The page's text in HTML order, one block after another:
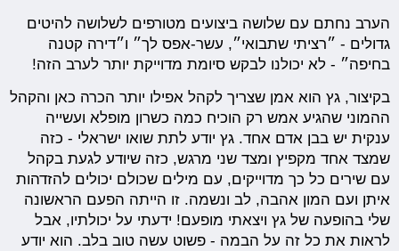
הערב נחתם עם שלושה ביצועים מטורפים לשלושה להיטים
גדולים - ״רציתי שתבואי״, עשר-אפס לך״ ו״דירה קטנה
בחיפה״ - לא יכולנו לבקש סיומת מדוייקת יותר לערב הזה!
בקיצור, גץ הוא אמן שצריך לקהל אפילו יותר הכרה כאן והקהל
ההמוני שהגיע אמש רק הוכיח כמה כשרון מופלא ועשייה
ענקית יש בבן אדם אחד. גץ יודע לתת שואו ישראלי - כזה
שמצד אחד מקפיץ ומצד שני מרגש, כזה שיודע לגעת בקהל
עם שירים כל כך מדוייקים, עם מילים שכולם יכולים להזדהות
איתן ועם המון אהבה, לב ונשמה. זו הייתה הפעם הראשונה
שלי בהופעה של גץ ויצאתי מופעם! ידעתי על יכולתיו, אבל
לראות את כל זה על הבמה - פשוט עשה טוב בלב. הוא יודע